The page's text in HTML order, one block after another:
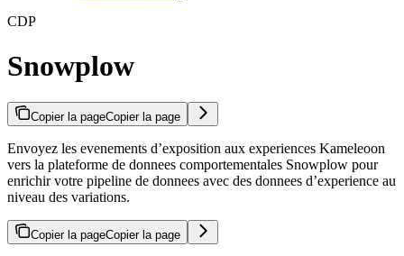
CDP
Snowplow
Copier la pageCopier la page
Envoyez les evenements d’exposition aux experiences Kameleoon
vers la plateforme de donnees comportementales Snowplow pour
enrichir votre pipeline de donnees avec des donnees d’experience au
niveau des variations.
Copier la pageCopier la page